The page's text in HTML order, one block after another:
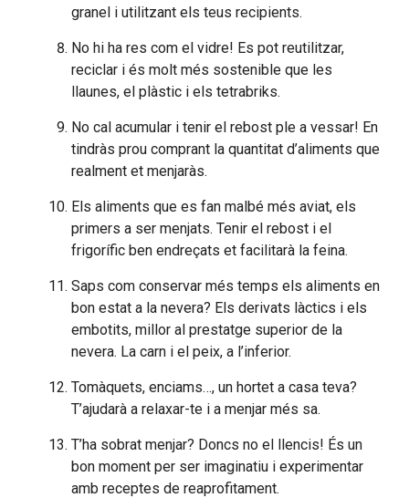
granel i utilitzant els teus recipients.
No hi ha res com el vidre! Es pot reutilitzar,
reciclar i és molt més sostenible que les
llaunes, el plàstic i els tetrabriks.
No cal acumular i tenir el rebost ple a vessar! En
tindràs prou comprant la quantitat d’aliments que
realment et menjaràs.
Els aliments que es fan malbé més aviat, els
primers a ser menjats. Tenir el rebost i el
frigorífic ben endreçats et facilitarà la feina.
Saps com conservar més temps els aliments en
bon estat a la nevera? Els derivats làctics i els
embotits, millor al prestatge superior de la
nevera. La carn i el peix, a l’inferior.
Tomàquets, enciams…, un hortet a casa teva?
T’ajudarà a relaxar-te i a menjar més sa.
T’ha sobrat menjar? Doncs no el llencis! És un
bon moment per ser imaginatiu i experimentar
amb receptes de reaprofitament.